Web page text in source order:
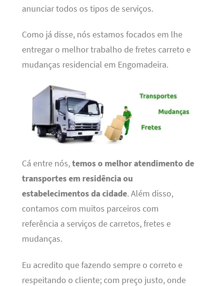
anunciar todos os tipos de serviços.
Como já disse, nós estamos focados em lhe
entregar o melhor trabalho de fretes carreto e
mudanças residencial em Engomadeira.
Cá entre nós,temos o melhor atendimento de
transportes em residência ou
estabelecimentos da cidade. Além disso,
contamos com muitos parceiros com
referência a serviços de carretos, fretes e
mudanças.
Eu acredito que fazendo sempre o correto e
respeitando o cliente; com preço justo, onde